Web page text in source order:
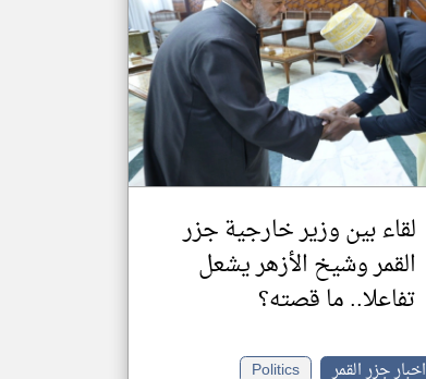
لقاء بين وزير خارجية جزر
القمر وشيخ الأزهر يشعل
تفاعلا.. ما قصته؟
اخبار جزر القمر
Politics